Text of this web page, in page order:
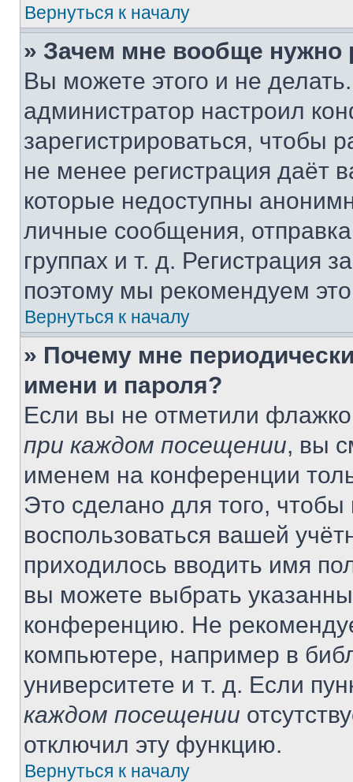
Вернуться к началу
» Зачем мне вообще нужно
Вы можете этого и не
администратор настроил
зарегистрироваться, чтобы
не менее регистрация даёт
которые недоступны
личные сообщения,
группах и т. д. Регистрация
поэтому мы рекомендуем
Вернуться к началу
» Почему мне
имени и пароля?
Если вы не отметили
при каждом посещении, вы
именем на конференции
Это сделано для того, чтобы
воспользоваться вашей
приходилось вводить имя
вы можете выбрать
конференцию. Не
компьютере, например в
университете и т. д. Если
каждом посещении
отключил эту функцию.
Вернуться к началу